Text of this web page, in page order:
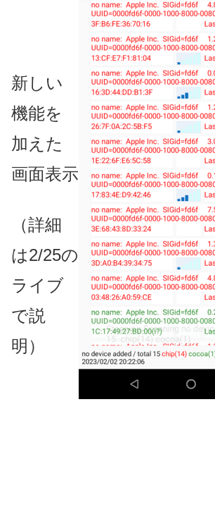
新しい
機能を
加えた
画面表示
（詳細
は2/25の
ライブ
で説
明）